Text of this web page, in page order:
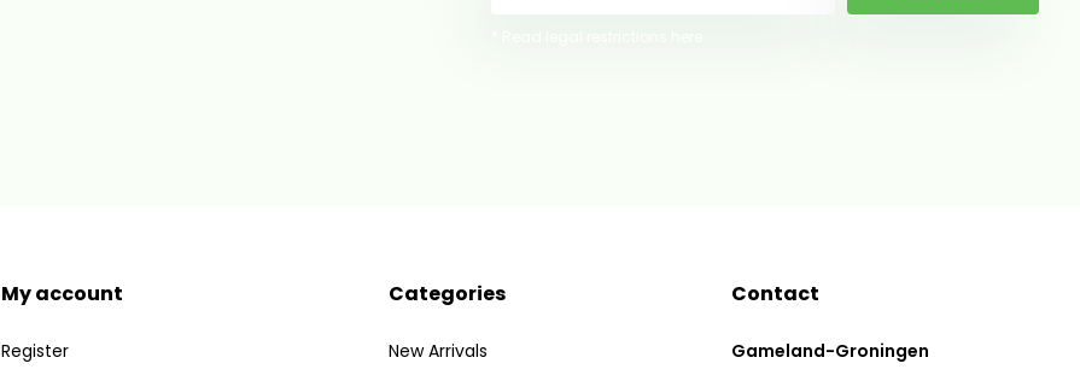
My account
Register
Categories
New Arrivals
Contact
Gameland-Groningen